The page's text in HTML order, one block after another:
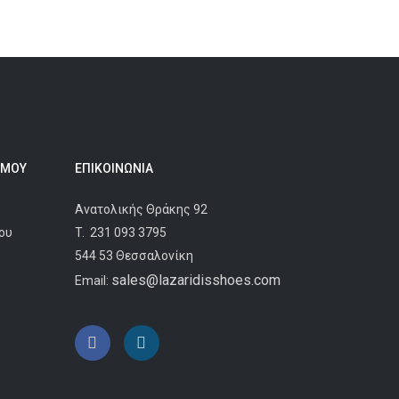
ΜΟΥ ΕΠΙΚΟΙΝΩΝΊΑ
Ανατολικής Θράκης 92
T. 231 093 3795
544 53 Θεσσαλονίκη
Email: sales@lazaridisshoes.com